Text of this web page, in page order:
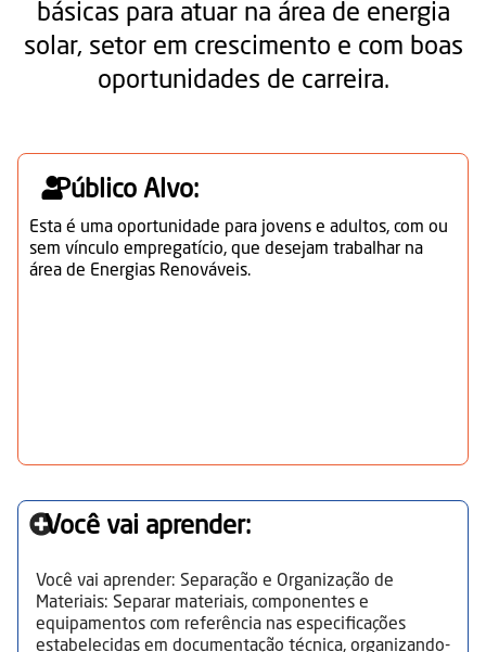
básicas para atuar na área de energia
solar, setor em crescimento e com boas
oportunidades de carreira.
Público Alvo:
Esta é uma oportunidade para jovens e adultos, com ou
sem vínculo empregatício, que desejam trabalhar na
área de Energias Renováveis.
Você vai aprender:
Você vai aprender: Separação e Organização de
Materiais: Separar materiais, componentes e
equipamentos com referência nas especificações
estabelecidas em documentação técnica, organizando-